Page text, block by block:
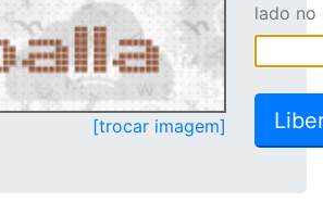
[trocar imagem]
lado no